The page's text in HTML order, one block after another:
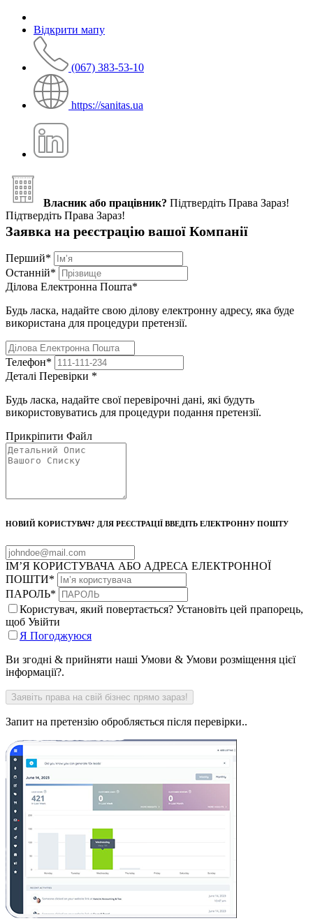
Відкрити мапу
(067) 383-53-10
https://sanitas.ua
Власник або працівник? Підтвердіть Права Зараз!
Підтвердіть Права Зараз!
Заявка на реєстрацію вашої Компанії
Перший*
Останній*
Ділова Електронна Пошта*
Будь ласка, надайте свою ділову електронну адресу, яка буде
використана для процедури претензії.
Телефон*
Деталі Перевірки *
Будь ласка, надайте свої перевірочні дані, які будуть
використовуватись для процедури подання претензії.
Прикріпити Файл
НОВИЙ КОРИСТУВАЧ? ДЛЯ РЕЄСТРАЦІЇ ВВЕДІТЬ ЕЛЕКТРОННУ ПОШТУ
ІМ’Я КОРИСТУВАЧА АБО АДРЕСА ЕЛЕКТРОННОЇ
ПОШТИ*
ПАРОЛЬ*
Користувач, який повертається? Установіть цей прапорець,
щоб Увійти
Я Погоджуюся
Ви згодні & прийняти наші Умови & Умови розміщення цієї
інформації?.
Запит на претензію обробляється після перевірки..